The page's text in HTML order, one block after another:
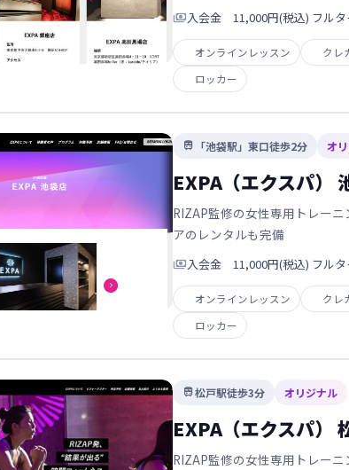
入会金 11,000円(税込) フル
オンラインレッスン クレ
ロッカー
 「池袋駅」東口徒歩2分 オ
EXPA（エクスパ）
RIZAP監修の女性専用トレー
アのレンタルも完備
入会金 11,000円(税込) フル
オンラインレッスン クレ
ロッカー
松戸駅徒歩3分 オリジナル
EXPA（エクスパ）
RIZAP監修の女性専用トレー